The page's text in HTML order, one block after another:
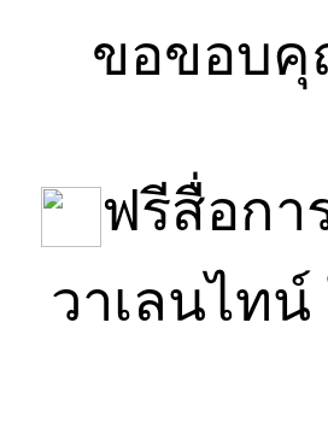
ขอขอบ
ฟรีสื่อกา
วาเลนไท